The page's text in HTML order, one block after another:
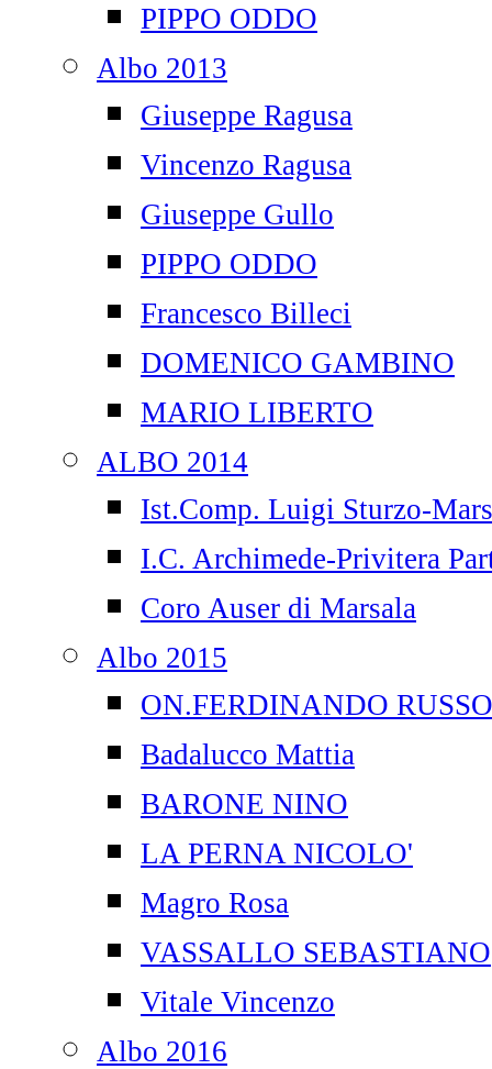
PIPPO ODDO
Albo 2013
Giuseppe Ragusa
Vincenzo Ragusa
Giuseppe Gullo
PIPPO ODDO
Francesco Billeci
DOMENICO GAMBINO
MARIO LIBERTO
ALBO 2014
Ist.Comp. Luigi Sturzo-
I.C. Archimede-Privitera
Coro Auser di Marsala
Albo 2015
ON.FERDINANDO RUSSO
Badalucco Mattia
BARONE NINO
LA PERNA NICOLO'
Magro Rosa
VASSALLO SEBASTIANO
Vitale Vincenzo
Albo 2016